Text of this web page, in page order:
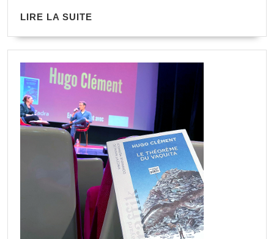
LIRE LA SUITE